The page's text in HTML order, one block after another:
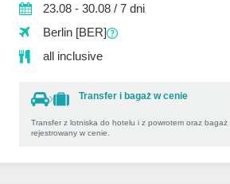
23.08 - 30.08 / 7 dni
Berlin [BER]
all inclusive
Transfer i bagaż w cenie
Transfer z lotniska do hotelu i z powrotem oraz bagaż
rejestrowany w cenie.